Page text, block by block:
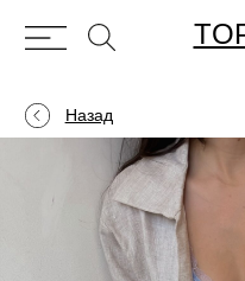
TOP LOOK